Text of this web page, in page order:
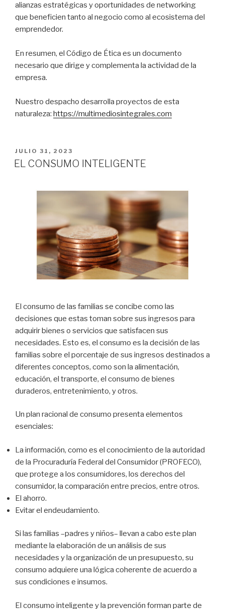
alianzas estratégicas y oportunidades de networking
que beneficien tanto al negocio como al ecosistema del
emprendedor.
En resumen, el Código de Ética es un documento
necesario que dirige y complementa la actividad de la
empresa.
Nuestro despacho desarrolla proyectos de esta
naturaleza: https://multimediosintegrales.com
PUBLICADO
EN
JULIO 31, 2023
EL CONSUMO INTELIGENTE
El consumo de las familias­ se concibe como las
decisiones que estas toman sobre sus ingresos para
adquirir bienes o servicios que satisfacen sus
necesidades. Esto es, el consumo es la decisión de las
familias sobre el porcentaje de sus ingresos destinados a
diferentes conceptos, como son la alimentación,
educación, el transporte, el consumo de bienes
duraderos, entretenimiento, y otros.
Un plan racional de consumo presenta elementos
esenciales:
La información, como es el conocimiento de la autoridad
de la Procuraduría Federal del Consumidor (PROFECO),
que protege a los consumidores, los derechos del
consumidor, la comparación entre precios, entre otros.
El ahorro.
Evitar el endeudamiento.
Si las familias –padres y niños– llevan a cabo este plan
mediante la elaboración de un análisis de sus
necesidades y la organización de un presupuesto, su
consumo adquiere una lógica coherente de acuerdo a
sus condiciones e insumos.
El consumo inteligente y la prevención forman parte de